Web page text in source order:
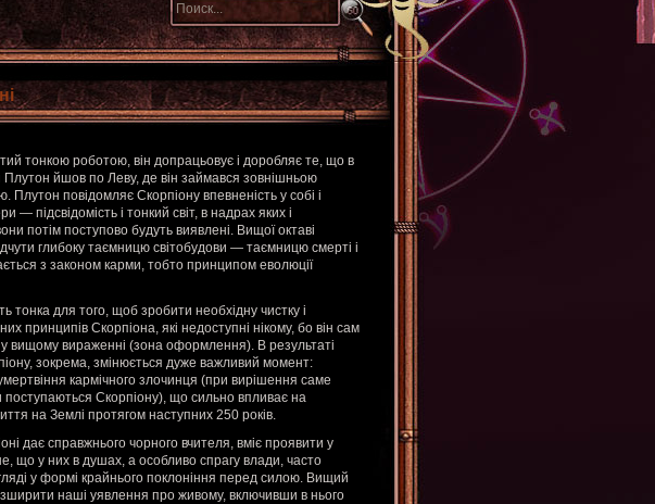
тонкою роботою, він допрацьовує і доробляє те, що в
йшов по Леву, де він займався зовнішньою
Плутон повідомляє Скорпіону впевненість у собі і
— підсвідомість і тонкий світ, в надрах яких і
потім поступово будуть виявлені. Вищої октаві
глибоку таємницю світобудови — таємницю смерті і
з законом карми, тобто принципом еволюції
для того, щоб зробити необхідну чистку і
принципів Скорпіона, які недоступні нікому, бо він сам
вищому вираженні (зона оформлення). В результаті
зокрема, змінюється дуже важливий момент:
умертвіння кармічного злочинця (при вирішення саме
поступаються Скорпіону), що сильно впливає на
на Землі протягом наступних 250 років.
дає справжнього чорного вчителя, вміє проявити у
що у них в душах, а особливо спрагу влади, часто
у формі крайнього поклоніння перед силою. Вищий
наші уявлення про живому, включивши в нього